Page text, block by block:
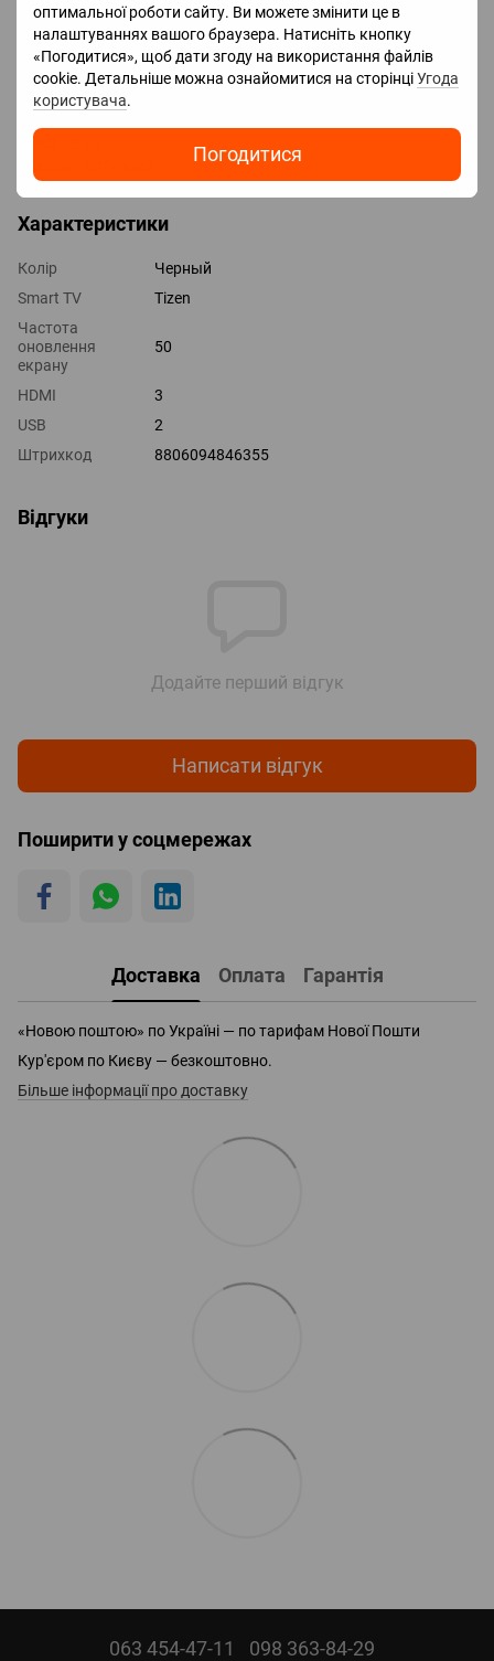
оптимальної роботи сайту. Ви можете змінити це в
налаштуваннях вашого браузера. Натисніть кнопку
«Погодитися», щоб дати згоду на використання файлів
cookie. Детальніше можна ознайомитися на сторінціУгода
користувача.
Погодитися
Amazon Alexa
Google Assistant
Bixby
Роз'єми
Входи USB 2 шт
Характеристики
Колір
Черный
Smart TV
Tizen
Частота
оновлення
екрану
50
HDMI
3
USB
2
Штрихкод
8806094846355
Відгуки
Додайте перший відгук
Написати відгук
Поширити у соцмережах
Доставка Оплата Гарантія
«Новою поштою» по Україні — по тарифам Нової Пошти
Кур'єром по Києву — безкоштовно.
Більше інформації про доставку
063 454-47-11 098 363-84-29